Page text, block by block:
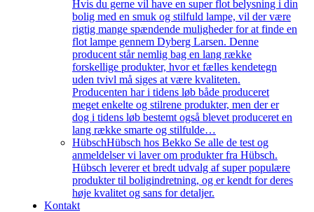
Hvis du gerne vil have en super flot belysning i din
bolig med en smuk og stilfuld lampe, vil der være
rigtig mange spændende muligheder for at finde en
flot lampe gennem Dyberg Larsen. Denne
producent står nemlig bag en lang række
forskellige produkter, hvor et fælles kendetegn
uden tvivl må siges at være kvaliteten.
Producenten har i tidens løb både produceret
meget enkelte og stilrene produkter, men der er
dog i tidens løb bestemt også blevet produceret en
lang række smarte og stilfulde…
HübschHübsch hos Bekko Se alle de test og
anmeldelser vi laver om produkter fra Hübsch.
Hübsch leverer et bredt udvalg af super populære
produkter til boligindretning, og er kendt for deres
høje kvalitet og sans for detaljer.
Kontakt